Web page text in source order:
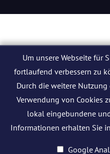
Um unsere Webseite für
fortlaufend verbessern zu
Durch die weitere Nutzung
Verwendung von Cookies
lokal eingebundene
Informationen erhalten Sie
Google